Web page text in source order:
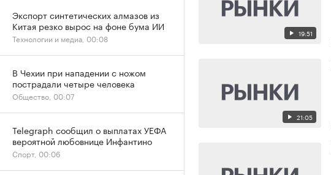
19:51
21:05
Экспорт синтетических алмазов из
Китая резко вырос на фоне бума ИИ
Технологии и медиа, 00:08
В Чехии при нападении с ножом
пострадали четыре человека
Общество, 00:07
Telegraph сообщил о выплатах УЕФА
вероятной любовнице Инфантино
Спорт, 00:06